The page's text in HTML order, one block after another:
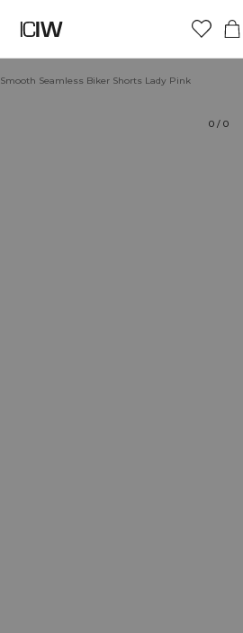
Smooth Seamless Biker Shorts Lady Pink
0 / 0